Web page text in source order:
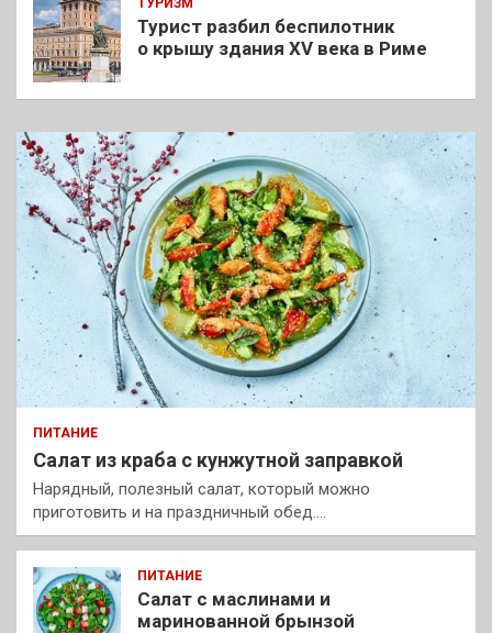
ТУРИЗМ
Турист разбил беспилотник
о крышу здания XV века в Риме
ПИТАНИЕ
Салат из краба с кунжутной заправкой
Нарядный, полезный салат, который можно
приготовить и на праздничный обед.…
ПИТАНИЕ
Салат с маслинами и
маринованной брынзой